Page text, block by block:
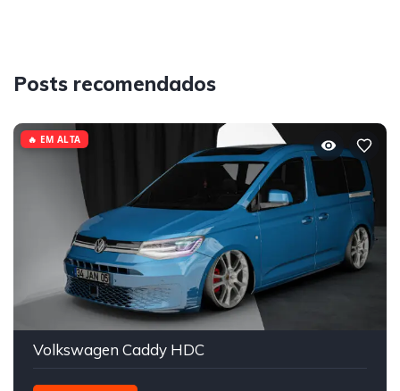
Posts recomendados
Volkswagen Caddy HDC
🔥 EM ALTA